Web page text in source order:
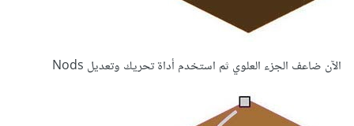
الآن ضاعف الجزء العلوي ثم استخدم أداة تحريك وتعديل Nods